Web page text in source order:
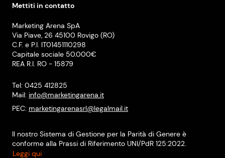
Mettiti in contatto
Marketing Arena SpA
Via Piave, 26 45100 Rovigo (RO)
C.F. e P.I. IT01451110298
Capitale sociale 50.000€
REA R.I. RO - 15879
Tel: 0425 412825
Mail: info@marketingarena.it
PEC: marketingarenasrl@legalmail.it
Il nostro Sistema di Gestione per la Parità di Genere è
conforme alla Prassi di Riferimento UNI/PdR 125:2022.
Leggi qui